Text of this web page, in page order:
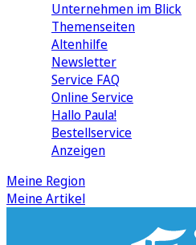
Unternehmen im Blick
Themenseiten
Altenhilfe
Newsletter
Service FAQ
Online Service
Hallo Paula!
Bestellservice
Anzeigen
Meine Region
Meine Artikel